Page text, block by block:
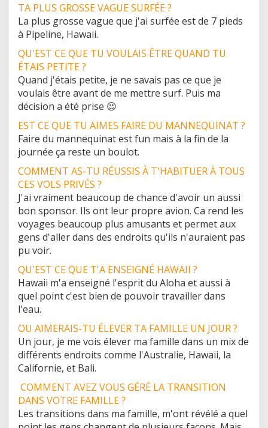
TA PLUS GROSSE VAGUE SURFÉE ?
La plus grosse vague que j'ai surfée est de 7 pieds
à Pipeline, Hawaii.
QU'EST CE QUE TU VOULAIS ÊTRE QUAND TU
ÉTAIS PETITE ?
Quand j'étais petite, je ne savais pas ce que je
voulais être avant de me mettre surf. Puis ma
décision a été prise 😉
EST CE QUE TU AIMES FAIRE DU MANNEQUINAT ?
Faire du mannequinat est fun mais à la fin de la
journée ça reste un boulot.
COMMENT AS-TU RÉUSSIS À T'HABITUER À TOUS
CES VOLS PRIVÉS ?
J'ai vraiment beaucoup de chance d'avoir un aussi
bon sponsor. Ils ont leur propre avion. Ca rend les
voyages beaucoup plus amusants et permet aux
gens d'aller dans des endroits qu'ils n'auraient pas
pu voir.
QU'EST CE QUE T'A ENSEIGNÉ HAWAII ?
Hawaii m'a enseigné l'esprit du Aloha et aussi à
quel point c'est bien de pouvoir travailler dans
l'eau.
OU AIMERAIS-TU ÉLEVER TA FAMILLE UN JOUR ?
Un jour, je me vois élever ma famille dans un mix de
différents endroits comme l'Australie, Hawaii, la
Californie, et Bali.
COMMENT AVEZ VOUS GÉRÉ LA TRANSITION
DANS VOTRE FAMILLE ?
Les transitions dans ma famille, m'ont révélé a quel